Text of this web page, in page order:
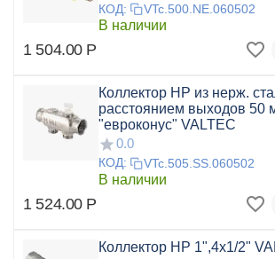
КОД: VTc.500.NE.060502
В наличии
1 504.00 Р
Коллектор НР из нерж.
расстоянием выходов 50
"евроконус" VALTEC
0.0
КОД: VTc.505.SS.060502
В наличии
1 524.00 Р
Коллектор НР 1",4x1/2"